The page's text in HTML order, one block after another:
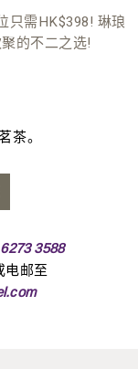
只需HK$398! 琳琅
的不二之选!
茶。
3588
邮至